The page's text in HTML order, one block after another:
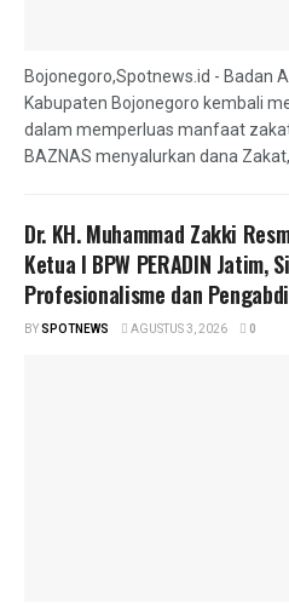
Bojonegoro,Spotnews.id - Badan
Kabupaten Bojonegoro kembali
dalam memperluas manfaat
BAZNAS menyalurkan dana
Dr. KH. Muhammad Zakki
Ketua I BPW PERADIN Jatim,
Profesionalisme dan
BYSPOTNEWS AGUSTUS 3, 2026 0